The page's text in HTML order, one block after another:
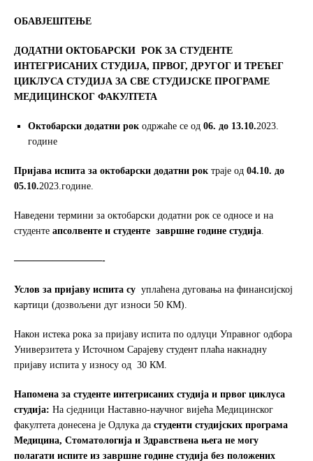
o
ОБАВЈЕШТЕЊЕ
ДОДАТНИ ОКТОБАРСКИ РОК ЗА СТУДЕНТЕ
ИНТЕГРИСАНИХ СТУДИЈА, ПРВОГ, ДРУГОГ И ТРЕЋЕГ
ЦИКЛУСА СТУДИЈА ЗА СВЕ СТУДИЈСКЕ ПРОГРАМЕ
МЕДИЦИНСКОГ ФАКУЛТЕТА
Октобарски додатни рок одржаће се од 06. до 13.10.2023.
године
Пријава испита за октобарски додатни рок траје од 04.10. до
05.10.2023.године.
Наведени термини за октобарски додатни рок се односe и на
студенте апсолвенте и студенте завршне године студија.
—————————-
Услов за пријаву испита су уплаћена дуговања на финансијској
картици (дозвољени дуг износи 50 КМ).
Након истека рока за пријаву испита по одлуци Управног одбора
Универзитета у Источном Сарајеву студент плаћа накнадну
пријаву испита у износу од 30 КМ.
Напомена за студенте интегрисаних студија и првог циклуса
студија: На сједници Наставно-научног вијећа Медицинског
факултета донесена је Одлука да студенти студијских програма
Медицина, Стоматологија и Здравствена њега не могу
полагати испите из завршне године студија без положених